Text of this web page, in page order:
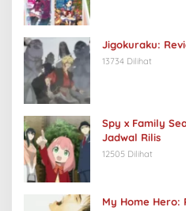
Jigokuraku:
13734 Dilihat
Spy x Family
Jadwal Rilis
12505 Dilihat
My Home Hero: